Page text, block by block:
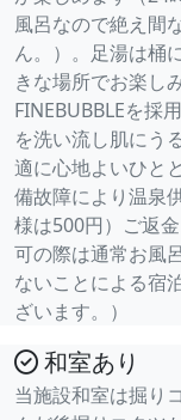
風呂なので絶え間
ん。）。足湯は桶
きな場所でお楽し
FINEBUBBLEを採
を洗い流し肌にう
適に心地よいひと
備故障により温泉
様は500円）ご返
可の際は通常お風
ないことによる宿
ざいます。）
和室あり
当施設和室は掘り